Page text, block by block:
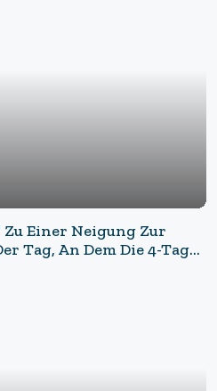
Einer Neigung Zur
Tag, An Dem Die 4-Tage-
Wird